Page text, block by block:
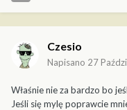
Czesio
Napisano 27
Właśnie nie za bardzo bo
Jeśli się mylę poprawcie